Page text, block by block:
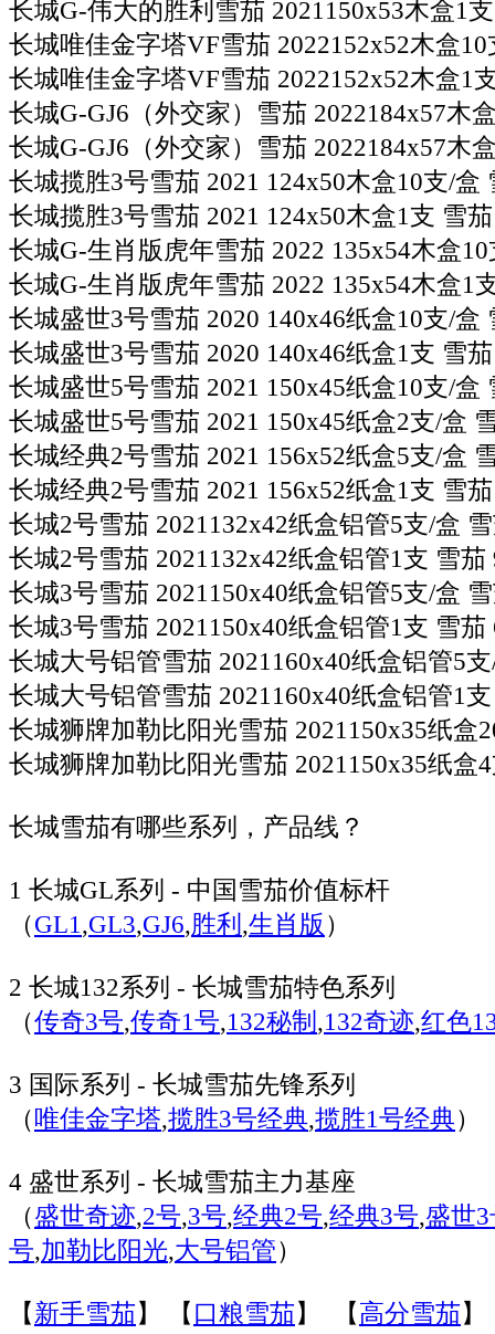
长城G-伟大的胜利雪茄 2021150x53木盒1
长城唯佳金字塔VF雪茄 2022152x52木盒10
长城唯佳金字塔VF雪茄 2022152x52木盒1
长城G-GJ6（外交家）雪茄 2022184x57木
长城G-GJ6（外交家）雪茄 2022184x57木
长城揽胜3号雪茄 2021 124x50木盒10支/盒
长城揽胜3号雪茄 2021 124x50木盒1支 雪
长城G-生肖版虎年雪茄 2022 135x54木盒
长城G-生肖版虎年雪茄 2022 135x54木盒1
长城盛世3号雪茄 2020 140x46纸盒10支/盒
长城盛世3号雪茄 2020 140x46纸盒1支 雪
长城盛世5号雪茄 2021 150x45纸盒10支/盒
长城盛世5号雪茄 2021 150x45纸盒2支/盒
长城经典2号雪茄 2021 156x52纸盒5支/盒
长城经典2号雪茄 2021 156x52纸盒1支 雪
长城2号雪茄 2021132x42纸盒铝管5支/盒
长城2号雪茄 2021132x42纸盒铝管1支 雪茄
长城3号雪茄 2021150x40纸盒铝管5支/盒
长城3号雪茄 2021150x40纸盒铝管1支 雪茄
长城大号铝管雪茄 2021160x40纸盒铝管5
长城大号铝管雪茄 2021160x40纸盒铝管1
长城狮牌加勒比阳光雪茄 2021150x35纸盒
长城狮牌加勒比阳光雪茄 2021150x35纸盒
长城雪茄有哪些系列，产品线？
1 长城GL系列 - 中国雪茄价值标杆
（GL1,GL3,GJ6,胜利 ,生肖版 ）
2 长城132系列 - 长城雪茄特色系列
（传奇3号,传奇1号,132秘制 ,132奇迹,红色
3 国际系列 - 长城雪茄先锋系列
（唯佳金字塔,揽胜3号经典,揽胜1号经典）
4 盛世系列 - 长城雪茄主力基座
（盛世奇迹,2号,3号,经典2号,经典3号,盛世
号,加勒比阳光,大号铝管）
【 新手雪茄 】 【 口粮雪茄 】 【 高分雪茄 】